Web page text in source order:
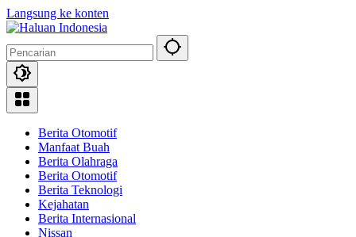
Langsung ke konten
Berita Otomotif
Manfaat Buah
Berita Olahraga
Berita Otomotif
Berita Teknologi
Kejahatan
Berita Internasional
Nissan